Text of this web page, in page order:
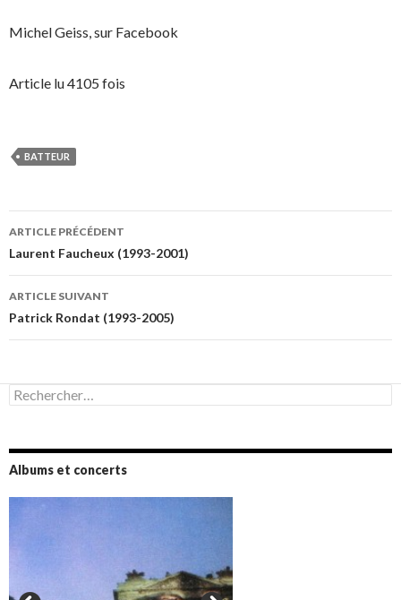
Michel Geiss, sur Facebook
Article lu 4105 fois
BATTEUR
Navigation
des
articles
ARTICLE PRÉCÉDENT
Laurent Faucheux (1993-2001)
ARTICLE SUIVANT
Patrick Rondat (1993-2005)
Rechercher :
Albums et concerts